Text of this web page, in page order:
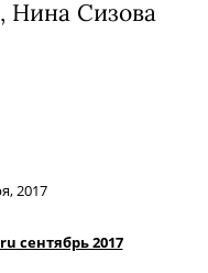
общаться
а с другим –